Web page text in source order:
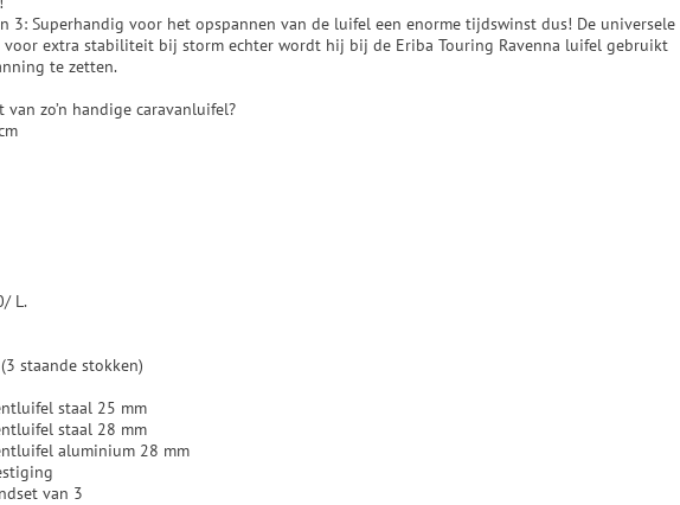
3: Superhandig voor het opspannen van de luifel een enorme tijdswinst dus! De universele
extra stabiliteit bij storm echter wordt hij bij de Eriba Touring Ravenna luifel gebruikt
te zetten.
zo’n handige caravanluifel?
L.
staande stokken)
staal 25 mm
staal 28 mm
aluminium 28 mm
van 3